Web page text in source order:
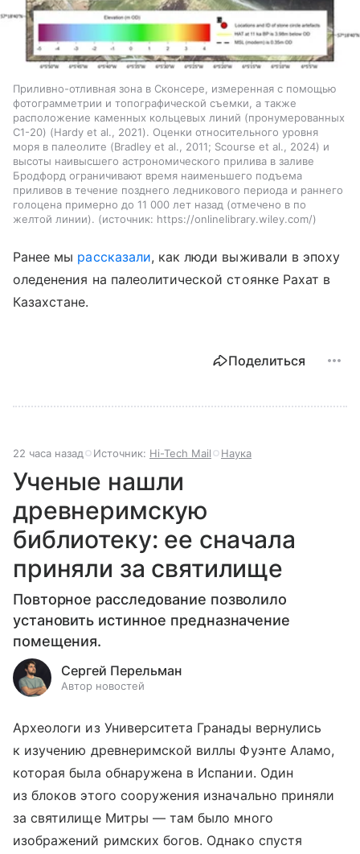
Приливно-отливная зона в Сконсере, измеренная с помощью
фотограмметрии и топографической съемки, а также
расположение каменных кольцевых линий (пронумерованных
C1-20) (Hardy et al., 2021). Оценки относительного уровня
моря в палеолите (Bradley et al., 2011; Scourse et al., 2024) и
высоты наивысшего астрономического прилива в заливе
Бродфорд ограничивают время наименьшего подъема
приливов в течение позднего ледникового периода и раннего
голоцена примерно до 11 000 лет назад (отмечено в по
желтой линии).
источник: https://onlinelibrary.wiley.com/
Ранее мы рассказали, как люди выживали в эпоху
оледенения на палеолитической стоянке Рахат в
Казахстане.
Поделиться
22 часа назад Источник: Hi-Tech Mail Наука
Ученые нашли
древнеримскую
библиотеку: ее сначала
приняли за святилище
Повторное расследование позволило
установить истинное предназначение
помещения.
Сергей Перельман
Автор новостей
Археологи из Университета Гранады вернулись
к изучению древнеримской виллы Фуэнте Аламо,
которая была обнаружена в Испании. Один
из блоков этого сооружения изначально приняли
за святилище Митры — там было много
изображений римских богов. Однако спустя